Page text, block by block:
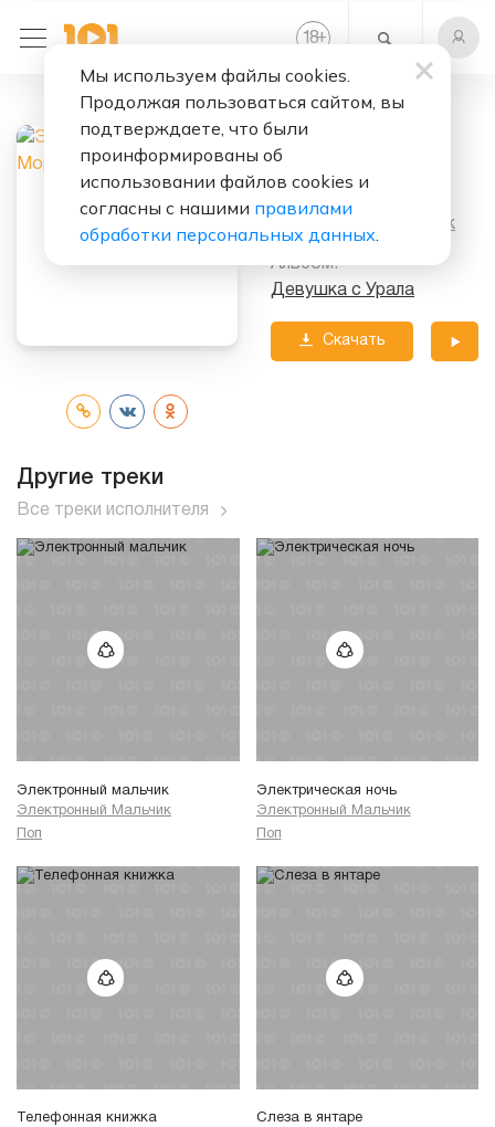
18+
Море
Электронный Мальчик
Альбом:
Девушка с Урала
Скачать
Другие треки
Все треки исполнителя
Электронный мальчик
Электронный Мальчик
Поп
Электрическая ночь
Электронный Мальчик
Поп
Телефонная книжка
Слеза в янтаре
Мы используем файлы cookies.
Продолжая пользоваться сайтом, вы
подтверждаете, что были
проинформированы об
использовании файлов cookies и
согласны с нашими правилами
обработки персональных данных.